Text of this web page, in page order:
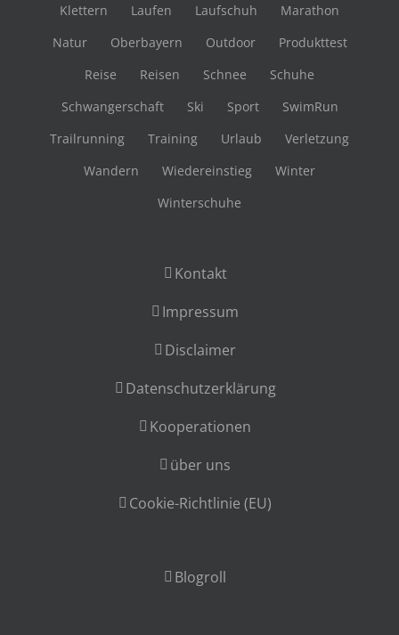
Klettern
Laufen Laufschuh
Marathon
Natur
Oberbayern Outdoor
Produkttest
Reise
Reisen Schnee
Schuhe
Schwangerschaft
Ski Sport
SwimRun
Trailrunning
Training Urlaub
Verletzung
Wandern
Wiedereinstieg
Winter
Winterschuhe
Kontakt
Impressum
Disclaimer
Datenschutzerklärung
Kooperationen
über uns
Cookie-Richtlinie (EU)
Blogroll